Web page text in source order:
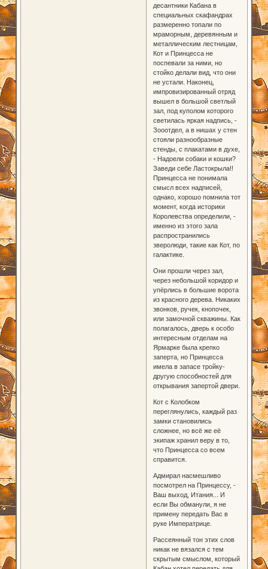
десантники Кабана в
специальных скафандрах
размеренно топали по
мраморным, деревянным и
металлическим лестницам,
Кот и Принцесса не
поспевали за ними, но
стойко делали вид, что они
не устали. Наконец,
импровизированный отряд
вышел в большой светлый
зал, под куполом которого
светилась яркая надпись, -
Зооотдел, а в нишах у стен
стояли разнообразные
стенды, с плакатами в духе,
- Надоели собаки и кошки?
Заведи себе Ластокрыла!!
Принцесса не понимала
смысл всех надписей,
однако, хорошо помнила тот
момент, когда историки
Королевства определили, -
именно из этого зала
распространились
зверолюди, такие как Кот, по
галактике.
Они прошли через зал,
через небольшой коридор и
упёрлись в большие ворота
из красного дерева. Никаких
звонков, ручек, кнопочек,
или замочной скважины. Как
полагалось, дверь к особо
интересным отделам на
Ярмарке была крепко
заперта, но Принцесса
имела в запасе тройку-
другую способностей для
открывания запертой двери.
Кот с Колобком
переглянулись, каждый раз
замки становились
сложнее, но всё же её
экипаж хранил веру в то,
что Принцесса со всем
справится.
Адмирал насмешливо
посмотрел на Принцессу, -
Ваш выход, Итания... И
если Вы обманули, я не
примену передать Вас в
руке Императрице.
Рассеянный тон этих слов
никак не вязался с тем
скрытым смыслом, который